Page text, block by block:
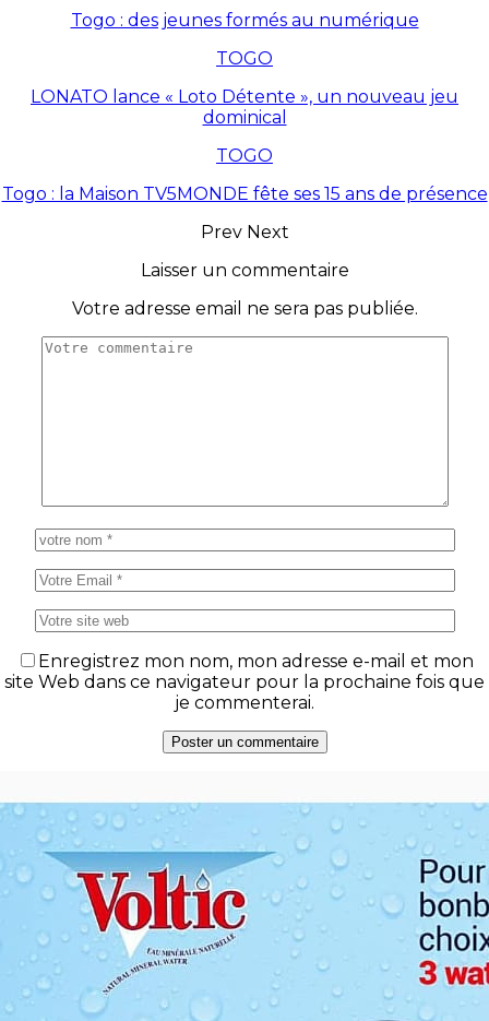
Togo : des jeunes formés au numérique
TOGO
LONATO lance « Loto Détente », un nouveau jeu
dominical
TOGO
Togo : la Maison TV5MONDE fête ses 15 ans de présence
Prev Next
Laisser un commentaire
Votre adresse email ne sera pas publiée.
Enregistrez mon nom, mon adresse e-mail et mon
site Web dans ce navigateur pour la prochaine fois que
je commenterai.